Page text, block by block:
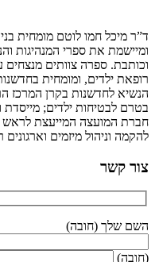
ד”ר מיכל חמו לוטם מומחית
ומיישמת את ספרי המנהיגות
וכותבת. ספרה צוותים
רופאת ילדים, ומומחית
הנשיא לחדשנות בקרן המרכז
בטרם לבטיחות ילדים; מייסדת
חברת המועצה המייעצת
להקמה וניהול מיזמים וארגונים
צור קשר
השם שלך (חובה)
(חובה)